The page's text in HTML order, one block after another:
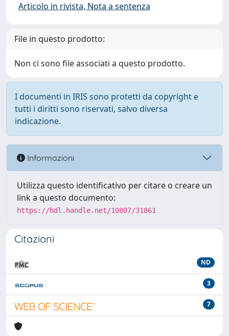
Articolo in rivista, Nota a sentenza
File in questo prodotto:
Non ci sono file associati a questo prodotto.
I documenti in IRIS sono protetti da copyright e
tutti i diritti sono riservati, salvo diversa
indicazione.
Informazioni
Utilizza questo identificativo per citare o creare un
link a questo documento:
https://hdl.handle.net/10807/31861
Citazioni
ND
3
7